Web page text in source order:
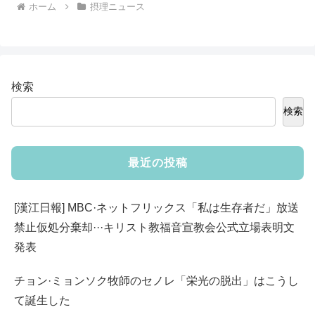
ホーム 摂理ニュース
検索
検索
最近の投稿
[漢江日報] MBC·ネットフリックス「私は生存者だ」放送
禁止仮処分棄却···キリスト教福音宣教会公式立場表明文
発表
チョン·ミョンソク牧師のセノレ「栄光の脱出」はこうし
て誕生した